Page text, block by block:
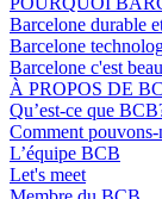
Barcelone durable
Barcelone
Barcelone c'est
À PROPOS DE
Qu’est-ce que
Comment
L’équipe BCB
Let's meet